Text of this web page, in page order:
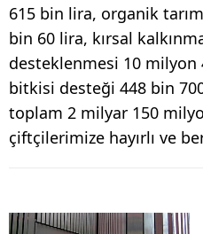
615 bin lira, organik
bin 60 lira, kırsal
desteklenmesi 10 milyon
bitkisi desteği 448 bin
toplam 2 milyar 150
çiftçilerimize hayırlı ve